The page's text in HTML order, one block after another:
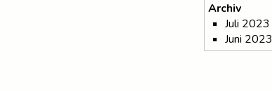
Archiv
Juli 2023
Juni 2023